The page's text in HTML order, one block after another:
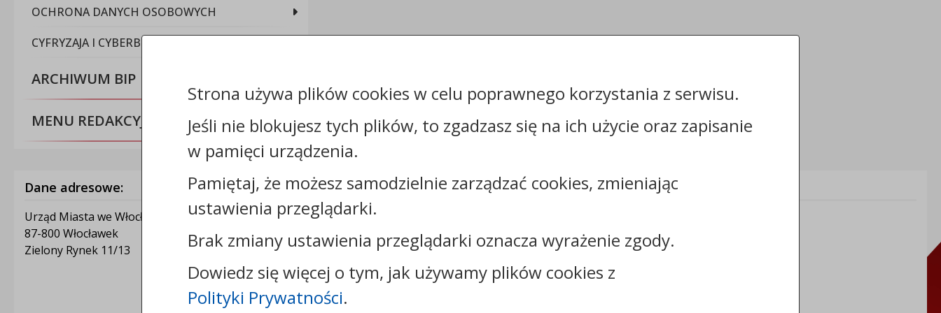
OCHRONA DANYCH OSOBOWYCH
CYFRYZAJA I CYBERBEZPIECZEŃSTWO
ARCHIWUM BIP
MENU REDAKCYJNE
Dane adresowe:
Urząd Miasta we Włocławku
87-800 Włocławek
Zielony Rynek 11/13
Kontakt:
tel.:+48544144000
faks: +48544144444
e-mail:poczta@um.wloclawek.pl
skrytka ePUAP: /umwloclawek/SkrytkaESP lub
/umwloclawek/skrytka
strona www:
Informacje dodatkowe:
REGON: 910866910
TERYT: 0464011
Strona używa plików cookies w celu poprawnego korzystania z serwisu.
Jeśli nie blokujesz tych plików, to zgadzasz się na ich użycie oraz zapisanie
w pamięci urządzenia.
Pamiętaj, że możesz samodzielnie zarządzać cookies, zmieniając
ustawienia przeglądarki.
Brak zmiany ustawienia przeglądarki oznacza wyrażenie zgody.
Dowiedz się więcej o tym, jak używamy plików cookies z
Polityki Prywatności.